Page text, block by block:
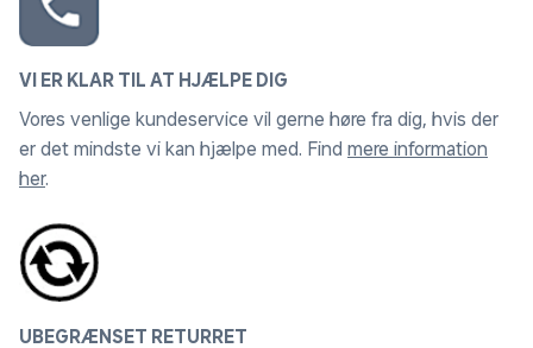
VI ER KLAR TIL AT HJÆLPE DIG
Vores venlige kundeservice vil gerne høre fra dig, hvis der
er det mindste vi kan hjælpe med. Find mere information
her.
UBEGRÆNSET RETURRET